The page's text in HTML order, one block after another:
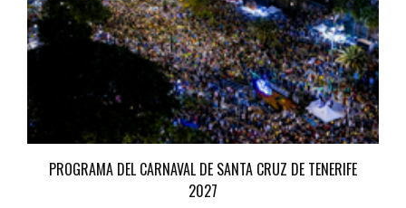
PROGRAMA DEL CARNAVAL DE SANTA CRUZ DE TENERIFE
2027